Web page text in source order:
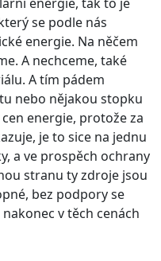
se podle nás
energie. Na něčem
A nechceme, také
A tím pádem
nebo nějakou stopku
energie, protože za
je to sice na jednu
a ve prospěch ochrany
stranu ty zdroje jsou
bez podpory se
v těch cenách